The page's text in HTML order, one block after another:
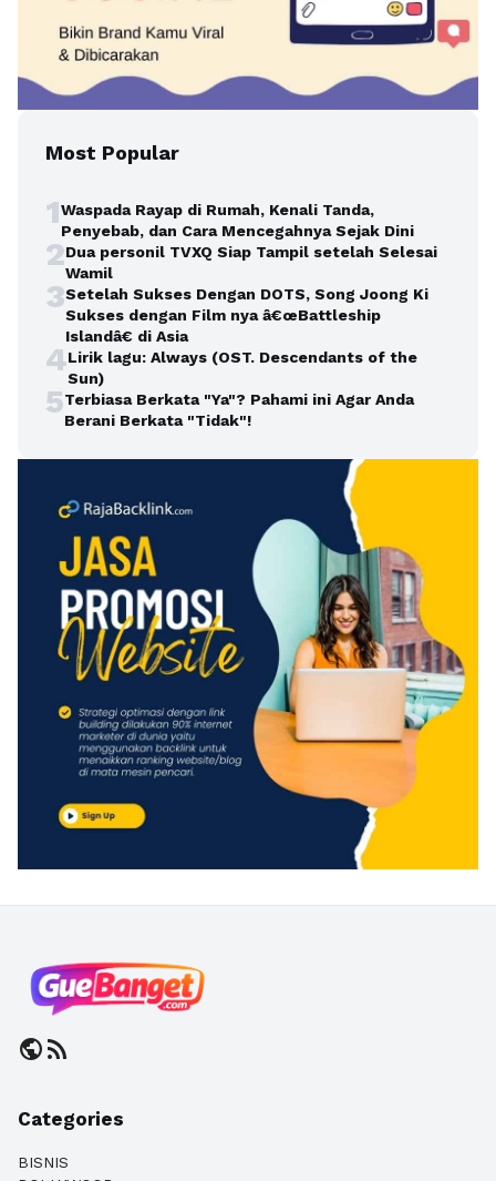
Most Popular
1Waspada Rayap di Rumah, Kenali Tanda,
Penyebab, dan Cara Mencegahnya Sejak Dini
2Dua personil TVXQ Siap Tampil setelah Selesai
Wamil
3Setelah Sukses Dengan DOTS, Song Joong Ki
Sukses dengan Film nya â€œBattleship
Islandâ€ di Asia
4Lirik lagu: Always (OST. Descendants of the
Sun)
5Terbiasa Berkata "Ya"? Pahami ini Agar Anda
Berani Berkata "Tidak"!
publicrss_feed
Categories
BISNIS